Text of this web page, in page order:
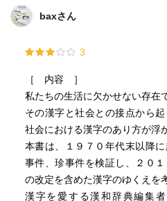
もちろん、正式なものの公示
がどのような感想を持たれて
baxさん
3
［ 内容 ］
私たちの生活に欠かせない存在
その漢字と社会との接点から
社会における漢字のあり方が浮
本書は、１９７０年代末以降
事件、珍事件を検証し、２０
の改定を含めた漢字のゆくえを
漢字を愛する漢和辞典編集